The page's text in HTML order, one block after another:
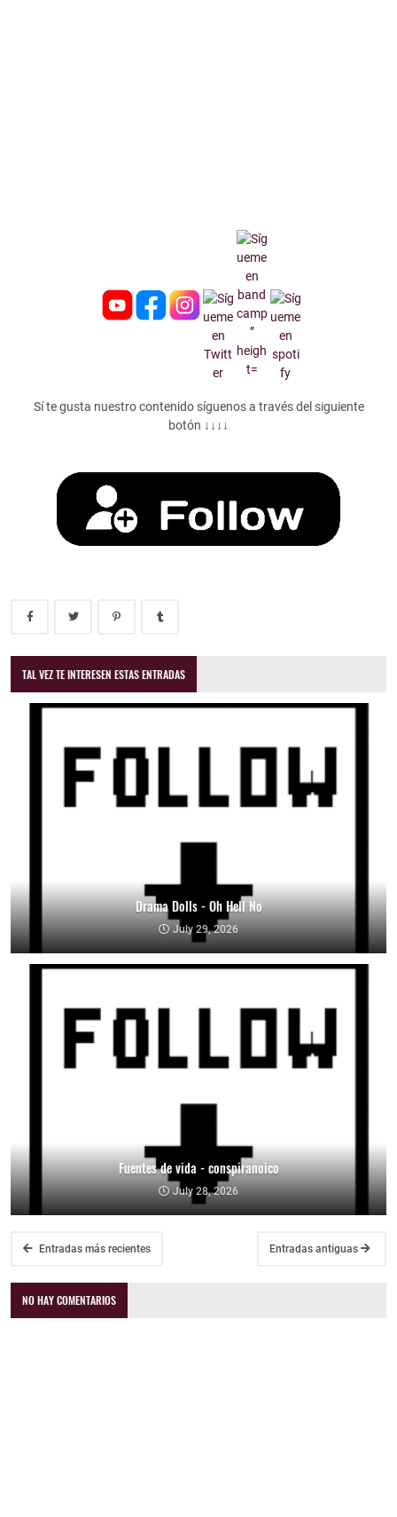
Sí te gusta nuestro contenido síguenos a través del siguiente
botón ↓↓↓↓
TAL VEZ TE INTERESEN ESTAS ENTRADAS
Drama Dolls - Oh Hell No
July 29, 2026
Fuentes de vida - conspiranoico
July 28, 2026
Entradas más recientes Entradas antiguas
NO HAY COMENTARIOS